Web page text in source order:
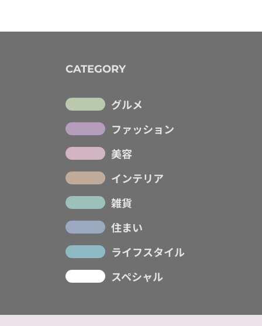
CATEGORY
グルメ
ファッション
美容
インテリア
雑貨
住まい
ライフスタイル
スペシャル